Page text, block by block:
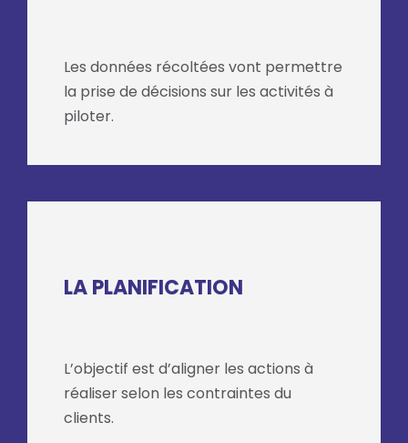
Les données récoltées vont permettre
la prise de décisions sur les activités à
piloter.
LA PLANIFICATION
L’objectif est d’aligner les actions à
réaliser selon les contraintes du
clients.